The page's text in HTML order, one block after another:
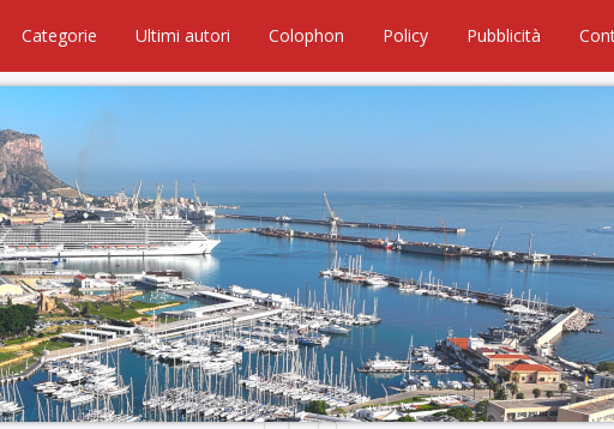
Categorie Ultimi autori Colophon Policy Pubblicità